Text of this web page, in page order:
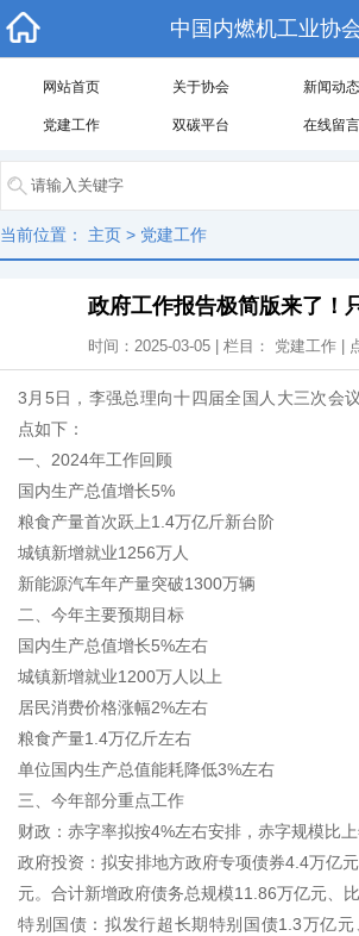
中国内燃机工业协
网站首页 关于协会 新闻动态
党建工作 双碳平台 在线留言
当前位置： 主页 > 党建工作
政府工作报告极简版来了！
时间：2025-03-05 | 栏目： 党建工作 |
3月5日，李强总理向十四届全国人大三次会
点如下：
一、2024年工作回顾
国内生产总值增长5%
粮食产量首次跃上1.4万亿斤新台阶
城镇新增就业1256万人
新能源汽车年产量突破1300万辆
二、今年主要预期目标
国内生产总值增长5%左右
城镇新增就业1200万人以上
居民消费价格涨幅2%左右
粮食产量1.4万亿斤左右
单位国内生产总值能耗降低3%左右
三、今年部分重点工作
财政：赤字率拟按4%左右安排，赤字规模比
政府投资：拟安排地方政府专项债券4.4万亿
元。合计新增政府债务总规模11.86万亿元、
特别国债：拟发行超长期特别国债1.3万亿